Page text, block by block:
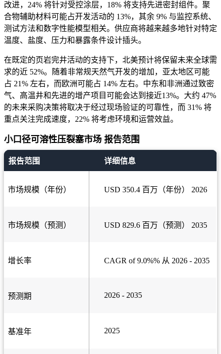
改进，24% 将针对受控涂层，18% 将支持先进密封组件。聚
合物辅助材料可能占开发活动的 13%，其余 9% 与监控系统、
测试方法和数字性能模型相关。供应商将越来越多地针对特定
温度、盐度、压力和暴露条件设计插头。
在既定的页岩完井活动的支持下，北美预计将保留未来全球需
求的近 52%。随着非常规天然气开发的增加，亚太地区可能
占 21% 左右，而欧洲可能占 14% 左右。中东和非洲通过致密
气、高温井和先进的增产项目可能会达到接近13%。大约 47%
的未来采购决策将取决于经过现场验证的可靠性，而 31% 将
重点关注完成速度，22% 将考虑环境和运营效益。
小口径可溶性压裂塞市场 报告范围
报告范围 详细信息
市场规模（年份） USD 350.4 百万（年份） 2026
市场规模（预测） USD 829.6 百万（预测） 2035
增长率 CAGR of 9.0%% 从 2026 - 2035
预测期 2026 - 2035
基准年 2025